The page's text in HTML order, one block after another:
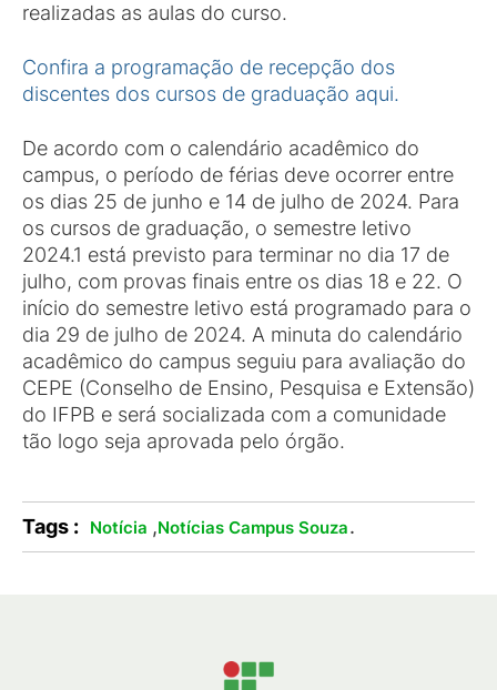
realizadas as aulas do curso.
Confira a programação de recepção dos
discentes dos cursos de graduação aqui.
De acordo com o calendário acadêmico do
campus, o período de férias deve ocorrer entre
os dias 25 de junho e 14 de julho de 2024. Para
os cursos de graduação, o semestre letivo
2024.1 está previsto para terminar no dia 17 de
julho, com provas finais entre os dias 18 e 22. O
início do semestre letivo está programado para o
dia 29 de julho de 2024. A minuta do calendário
acadêmico do campus seguiu para avaliação do
CEPE (Conselho de Ensino, Pesquisa e Extensão)
do IFPB e será socializada com a comunidade
tão logo seja aprovada pelo órgão.
Tags : Notícia ,Notícias Campus Souza.